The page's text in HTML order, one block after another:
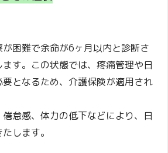
困難で余命が6ヶ月以内と診断さ
す。この状態では、疼痛管理や日
となるため、介護保険が適用され
怠感、体力の低下などにより、日
します。